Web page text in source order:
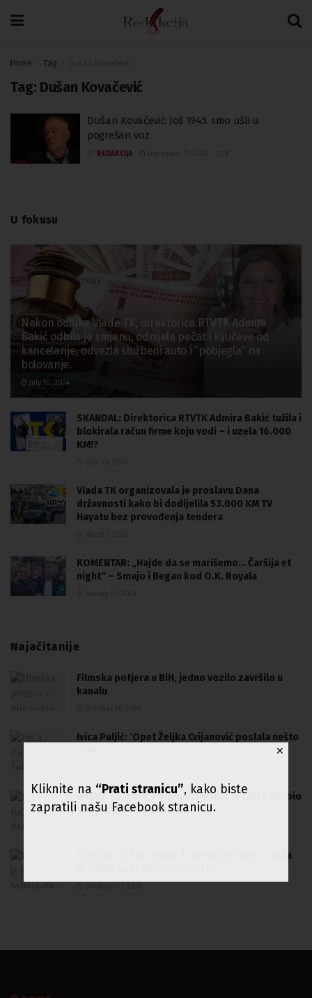
Home Tag
Tag: Dušan Kovačević
Dušan Kovačević: Još 1945. smo ušli u
pogrešan voz
REDAKCIJA
U fokusu
Nakon odluke Vlade TK, direktorica RTVTK Admira
Bakić odbila je smjenu, odnijela pečat i ključeve od
kancelarije, odvezla službeni auto i “pobjegla” na
bolovanje.
July 10, 2024
SKANDAL: Direktorica RTVTK Admira Bakić tužila i
blokirala račun firme koju vodi – i uzela 16.000
KM!?
Vlada TK organizovala je proslavu Dana
državnosti kako bi dodijelila 53.000 KM TV
Hayatu bez provođenja tendera
KOMENTAR: „Hajde da se marišemo… Čaršija et
night“ – Smajo i Began kod O.K. Royala
Najačitanije
Filmska potjera u BiH, jedno vozilo završilo u
kanalu
Ivica Puljić: ‘Opet Željka Cvijanović poslala nešto
Detalji tučnjave u Blažuju: Muškarac (26) zadobio
teške tjeslesne povrede
Djevojka iz BiH željela da promijeni ime, a onda
✕
Kliknite na “Prati stranicu”, kako biste
zapratili našu Facebook stranicu.